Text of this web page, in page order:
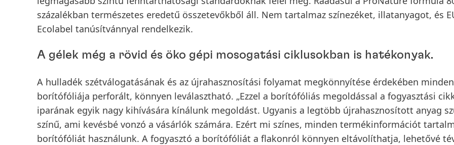
százalékban természetes eredetű összetevőkből áll. Nem tartalmaz színezéket, illatanyagot, és
Ecolabel tanúsítvánnyal rendelkezik.
A gélek még a rövid és öko gépi mosogatási ciklusokban is hatékonyak.
A hulladék szétválogatásának és az újrahasznosítási folyamat megkönnyítése érdekében
borítófóliája perforált, könnyen leválasztható. „Ezzel a borítófóliás megoldással a fogyasztási
iparának egyik nagy kihívására kínálunk megoldást. Ugyanis a legtöbb újrahasznosított anyag
színű, ami kevésbé vonzó a vásárlók számára. Ezért mi színes, minden termékinformációt
borítófóliát használunk. A fogyasztó a borítófóliát a flakonról könnyen eltávolíthatja, lehetővé